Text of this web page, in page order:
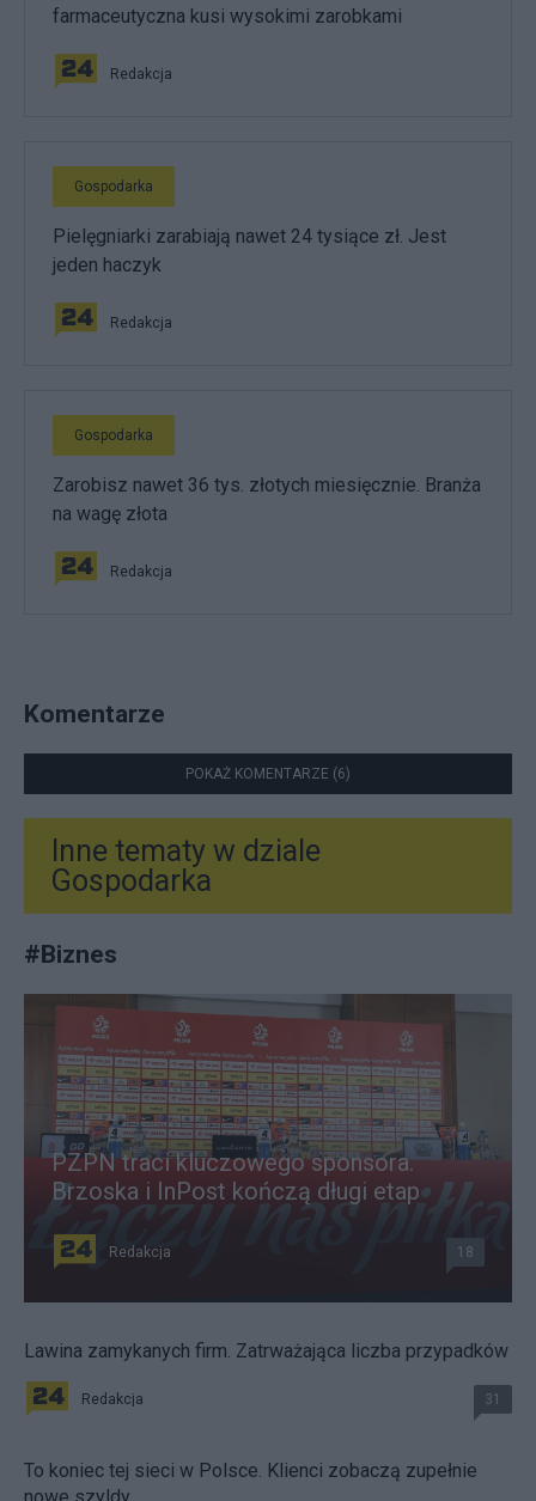
farmaceutyczna kusi wysokimi zarobkami
Redakcja
Gospodarka
Pielęgniarki zarabiają nawet 24 tysiące zł. Jest
jeden haczyk
Redakcja
Gospodarka
Zarobisz nawet 36 tys. złotych miesięcznie. Branża
na wagę złota
Redakcja
Komentarze
POKAŻ KOMENTARZE (6)
Inne tematy w dziale
Gospodarka
#Biznes
PZPN traci kluczowego sponsora.
Brzoska i InPost kończą długi etap
Redakcja 18
Lawina zamykanych firm. Zatrważająca liczba przypadków
Redakcja 31
To koniec tej sieci w Polsce. Klienci zobaczą zupełnie